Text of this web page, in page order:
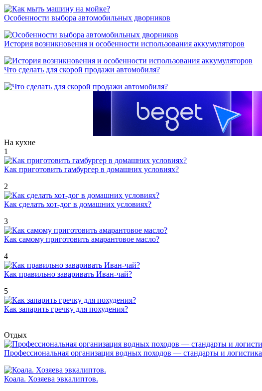
Особенности выбора автомобильных дворников
История возникновения и особенности использования аккумуляторов
Что сделать для скорой продажи автомобиля?
На кухне
1
Как приготовить гамбургер в домашних условиях?
2
Как сделать хот-дог в домашних условиях?
3
Как самому приготовить амарантовое масло?
4
Как правильно заваривать Иван-чай?
5
Как запарить гречку для похудения?
Отдых
Профессиональная организация водных походов — стандарты и логистика
Коала. Хозяева эвкалиптов.